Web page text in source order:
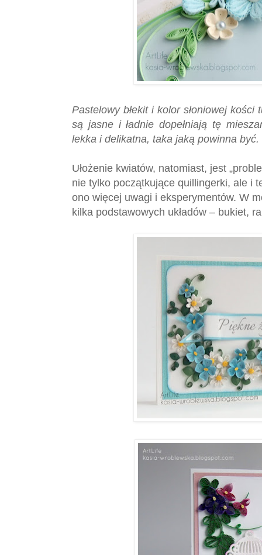
Pastelowy błekit i kolor słoniowej kości
są jasne i ładnie dopełniają tę
lekka i delikatna, taka jaką powinna być.
Ułożenie kwiatów, natomiast, jest
nie tylko początkujące quillingerki, ale i
ono więcej uwagi i eksperymentów. W
kilka podstawowych układów – bukiet,